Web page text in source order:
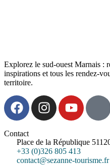
Explorez le sud-ouest Marnais :
inspirations et tous les rendez-
territoire.
Contact
Place de la République
+33 (0)326 805 413
contact@sezanne-tourisme.fr